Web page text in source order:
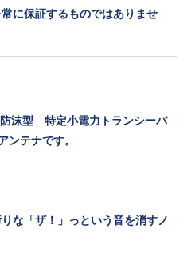
に保証するものではありませ
沫型 特定小電力トランシーバ
ンテナです。
な「ザ！」っという音を消すノ